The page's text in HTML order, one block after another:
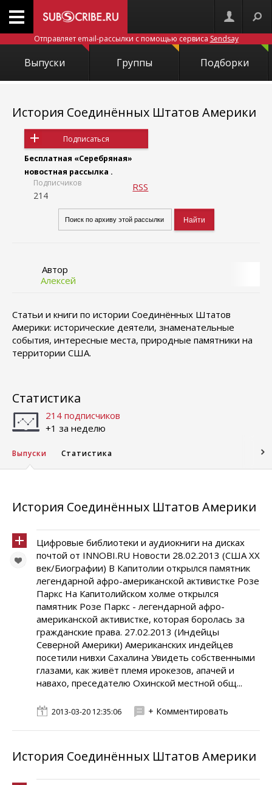
Отправляет email-рассылки с помощью сервиса Sendsay
Выпуски Группы Подборки
История Соединённых Штатов Америки
Подписаться
Бесплатная «Серебряная»
новостная рассылка .
Подписчиков
214
RSS
Автор
Алексей
Статьи и книги по истории Соединённых Штатов
Америки: исторические деятели, знаменательные
события, интересные места, природные памятники на
территории США.
Статистика
214 подписчиков
+1 за неделю
Выпуски Статистика
История Соединённых Штатов Америки
Цифровые библиотеки и аудиокниги на дисках
почтой от INNOBI.RU Новости 28.02.2013 (США XX
век/Биографии) В Капитолии открылся памятник
легендарной афро-американской активистке Розе
Паркс На Капитолийском холме открылся
памятник Розе Паркс - легендарной афро-
американской активистке, которая боролась за
гражданские права. 27.02.2013 (Индейцы
Северной Америки) Американских индейцев
посетили нивхи Сахалина Увидеть собственными
глазами, как живёт племя ирокезов, апачей и
навахо, преседателю Охинской местной общ...
2013-03-20 12:35:06 + Комментировать
История Соединённых Штатов Америки